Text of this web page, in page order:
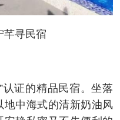
寻民宿
证的精品民宿。坐落
地中海式的清新奶油风